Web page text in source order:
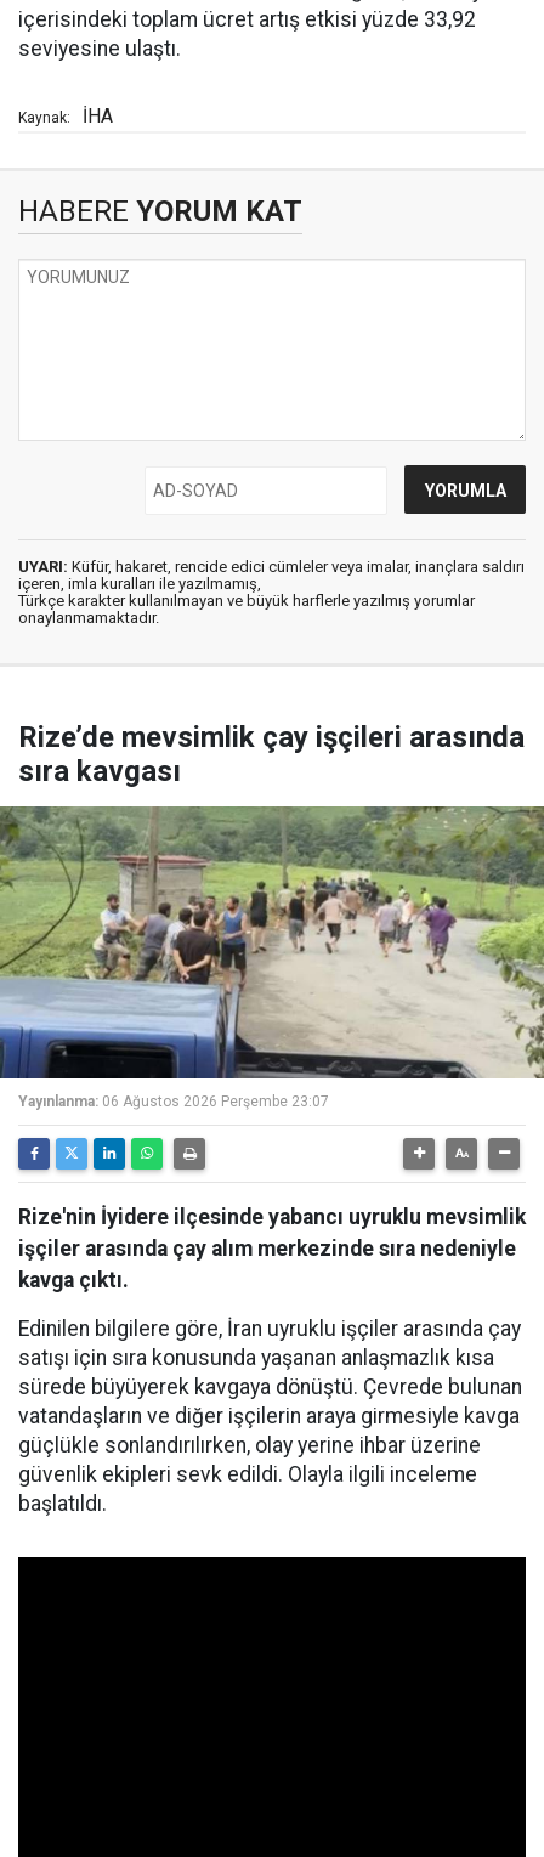
içerisindeki toplam ücret artış etkisi yüzde 33,92
seviyesine ulaştı.
Kaynak: İHA
HABERE YORUM KAT
UYARI: Küfür, hakaret, rencide edici cümleler veya imalar, inançlara saldırı
içeren, imla kuralları ile yazılmamış,
Türkçe karakter kullanılmayan ve büyük harflerle yazılmış yorumlar
onaylanmamaktadır.
Rize’de mevsimlik çay işçileri arasında
sıra kavgası
Yayınlanma: 06 Ağustos 2026 Perşembe 23:07
Rize'nin İyidere ilçesinde yabancı uyruklu mevsimlik
işçiler arasında çay alım merkezinde sıra nedeniyle
kavga çıktı.
Edinilen bilgilere göre, İran uyruklu işçiler arasında çay
satışı için sıra konusunda yaşanan anlaşmazlık kısa
sürede büyüyerek kavgaya dönüştü. Çevrede bulunan
vatandaşların ve diğer işçilerin araya girmesiyle kavga
güçlükle sonlandırılırken, olay yerine ihbar üzerine
güvenlik ekipleri sevk edildi. Olayla ilgili inceleme
başlatıldı.